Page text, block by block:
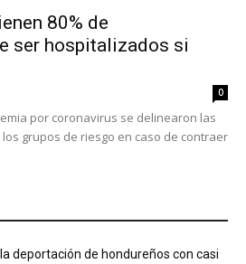
80% de
ser hospitalizados si
0
por coronavirus se delinearon las
grupos de riesgo en caso de contraer
deportación de hondureños con casi